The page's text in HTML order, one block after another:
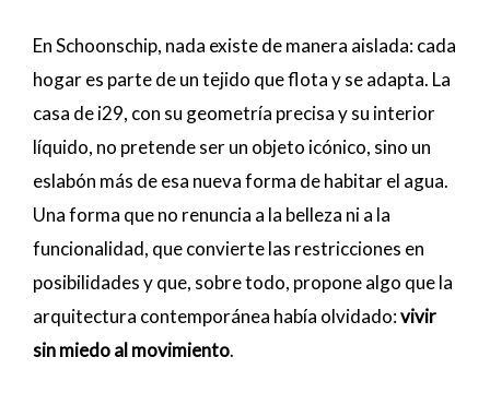
En Schoonschip, nada existe de manera aislada: cada
hogar es parte de un tejido que flota y se adapta. La
casa de i29, con su geometría precisa y su interior
líquido, no pretende ser un objeto icónico, sino un
eslabón más de esa nueva forma de habitar el agua.
Una forma que no renuncia a la belleza ni a la
funcionalidad, que convierte las restricciones en
posibilidades y que, sobre todo, propone algo que la
arquitectura contemporánea había olvidado:vivir
sin miedo al movimiento.